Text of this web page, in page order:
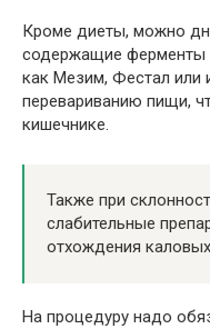
Кроме диеты, можно
содержащие ферменты
как Мезим, Фестал или
перевариванию пищи,
кишечнике.
Также при
слабительные
отхождения
На процедуру надо